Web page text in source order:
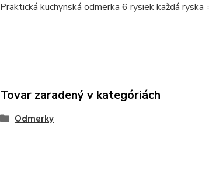
Praktická kuchynská odmerka 6 rysiek každá
Tovar zaradený v kategóriách
Odmerky